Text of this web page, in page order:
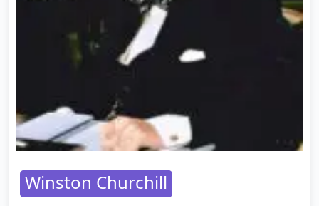
Winston Churchill